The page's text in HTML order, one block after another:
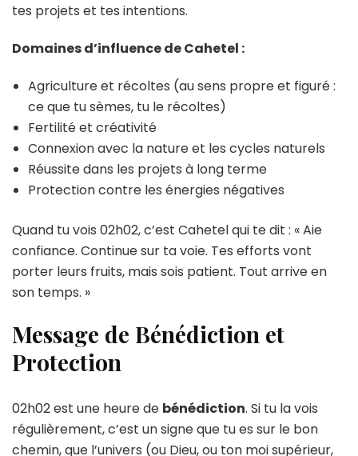
tes projets et tes intentions.
Domaines d’influence de Cahetel :
Agriculture et récoltes (au sens propre et figuré :
ce que tu sèmes, tu le récoltes)
Fertilité et créativité
Connexion avec la nature et les cycles naturels
Réussite dans les projets à long terme
Protection contre les énergies négatives
Quand tu vois 02h02, c’est Cahetel qui te dit : « Aie
confiance. Continue sur ta voie. Tes efforts vont
porter leurs fruits, mais sois patient. Tout arrive en
son temps. »
Message de Bénédiction et
Protection
02h02 est une heure de bénédiction. Si tu la vois
régulièrement, c’est un signe que tu es sur le bon
chemin, que l’univers (ou Dieu, ou ton moi supérieur,